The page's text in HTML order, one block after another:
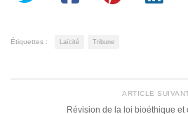
Étiquettes : Laïcité Tribune
ARTICLE
Révision de la loi bioéthique et